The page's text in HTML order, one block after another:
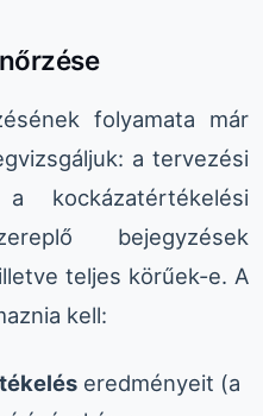
folyamata már
a tervezési
kockázatértékelési
bejegyzések
teljes körűek-e. A
kell:
eredményeit (a